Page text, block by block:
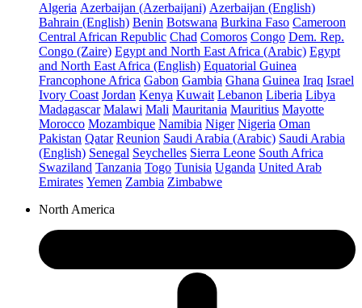
Algeria Azerbaijan (Azerbaijani) Azerbaijan (English)
Bahrain (English) Benin Botswana Burkina Faso Cameroon
Central African Republic Chad Comoros Congo Dem. Rep.
Congo (Zaire) Egypt and North East Africa (Arabic) Egypt
and North East Africa (English) Equatorial Guinea
Francophone Africa Gabon Gambia Ghana Guinea Iraq Israel
Ivory Coast Jordan Kenya Kuwait Lebanon Liberia Libya
Madagascar Malawi Mali Mauritania Mauritius Mayotte
Morocco Mozambique Namibia Niger Nigeria Oman
Pakistan Qatar Reunion Saudi Arabia (Arabic) Saudi Arabia
(English) Senegal Seychelles Sierra Leone South Africa
Swaziland Tanzania Togo Tunisia Uganda United Arab
Emirates Yemen Zambia Zimbabwe
North America